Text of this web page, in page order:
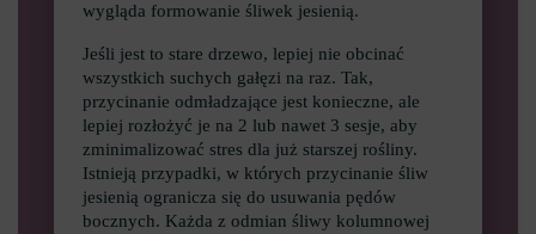
wygląda formowanie śliwek jesienią.
Jeśli jest to stare drzewo, lepiej nie obcinać
wszystkich suchych gałęzi na raz. Tak,
przycinanie odmładzające jest konieczne, ale
lepiej rozłożyć je na 2 lub nawet 3 sesje, aby
zminimalizować stres dla już starszej rośliny.
Istnieją przypadki, w których przycinanie śliw
jesienią ogranicza się do usuwania pędów
bocznych. Każda z odmian śliwy kolumnowej